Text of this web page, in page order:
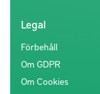
Legal
Förbehåll
Om GDPR
Om Cookies